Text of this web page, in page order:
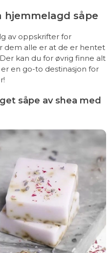
hjemmelagd såpe
av oppskrifter for
dem alle er at de er hentet
kan du for øvrig finne alt
en go-to destinasjon for
såpe av shea med